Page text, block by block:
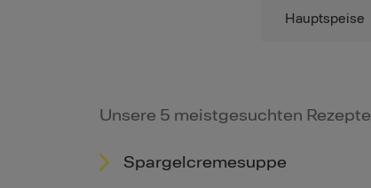
Hauptspeise
Unsere 5 meistgesuchten Rezepte
Spargelcremesuppe